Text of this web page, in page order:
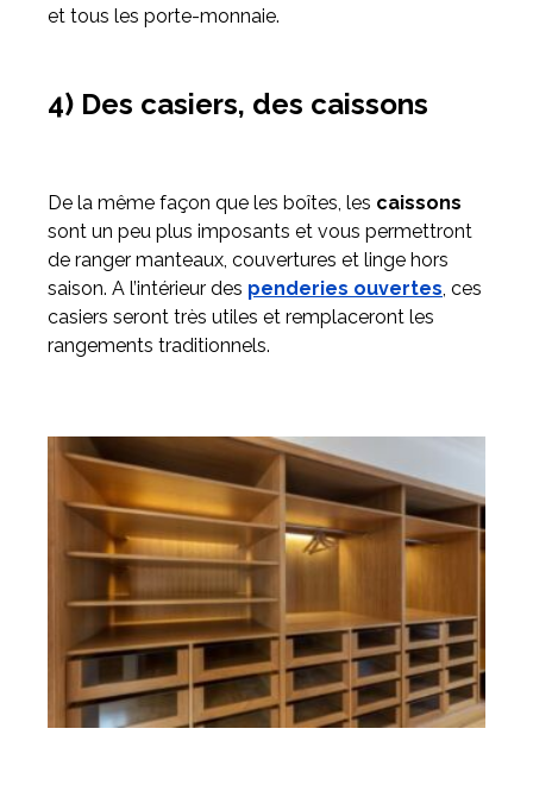
et tous les porte-monnaie.
4) Des casiers, des caissons
De la même façon que les boîtes, les caissons
sont un peu plus imposants et vous permettront
de ranger manteaux, couvertures et linge hors
saison. A l’intérieur des penderies ouvertes, ces
casiers seront très utiles et remplaceront les
rangements traditionnels.